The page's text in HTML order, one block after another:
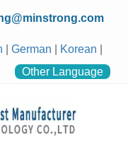
German Korean
Other Language